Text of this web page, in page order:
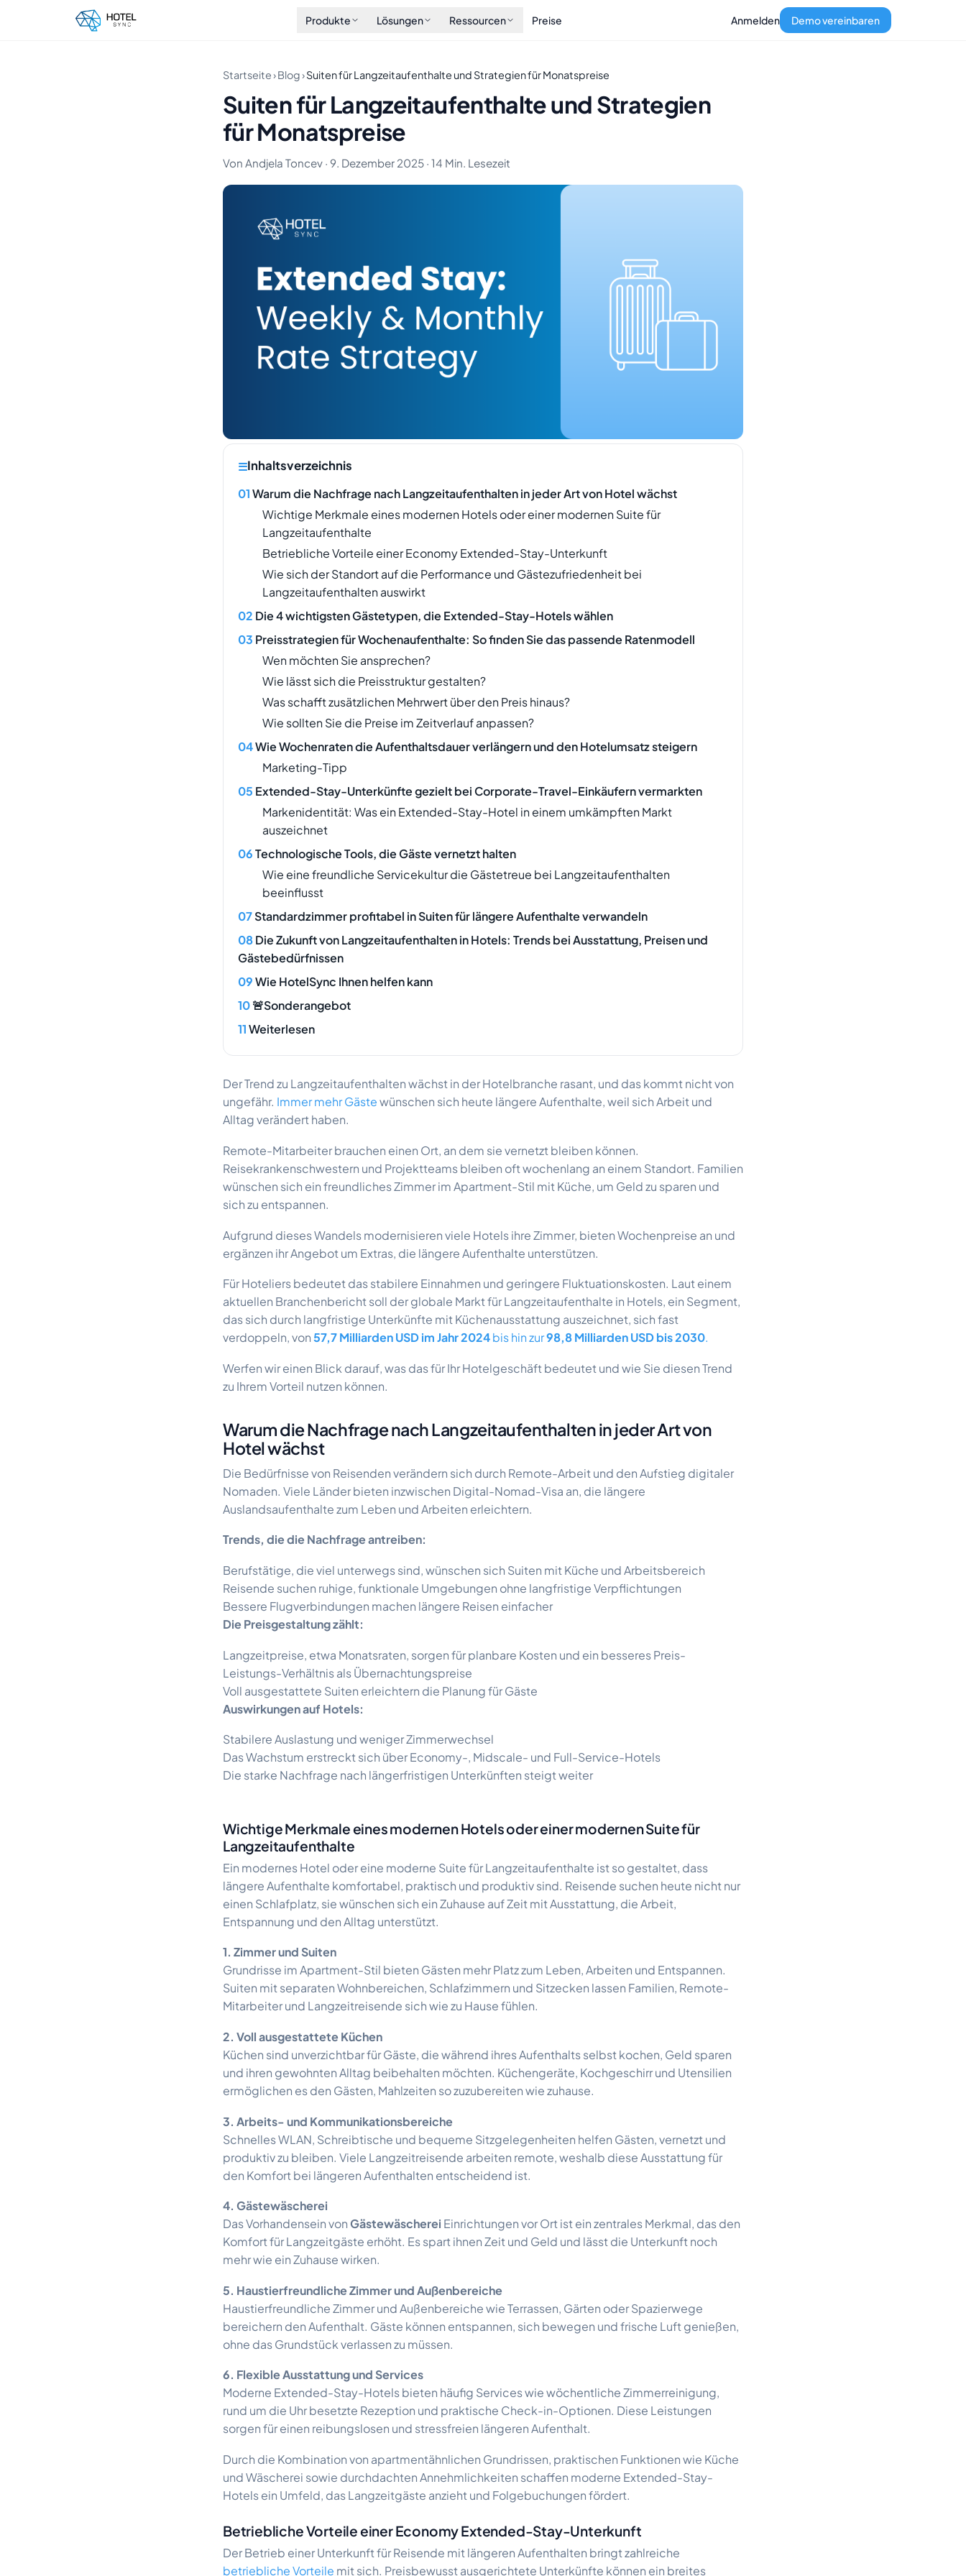
Produkte Lösungen Ressourcen Preise Anmelden Demo vereinbaren
Startseite›Blog›Suiten für Langzeitaufenthalte und Strategien für Monatspreise
Suiten für Langzeitaufenthalte und Strategien
für Monatspreise
Von Andjela Toncev · 9. Dezember 2025 · 14 Min. Lesezeit
Inhaltsverzeichnis
Warum die Nachfrage nach Langzeitaufenthalten in jeder Art von Hotel wächst
Wichtige Merkmale eines modernen Hotels oder einer modernen Suite für
Langzeitaufenthalte
Betriebliche Vorteile einer Economy Extended-Stay-Unterkunft
Wie sich der Standort auf die Performance und Gästezufriedenheit bei
Langzeitaufenthalten auswirkt
Die 4 wichtigsten Gästetypen, die Extended-Stay-Hotels wählen
Preisstrategien für Wochenaufenthalte: So finden Sie das passende Ratenmodell
Wen möchten Sie ansprechen?
Wie lässt sich die Preisstruktur gestalten?
Was schafft zusätzlichen Mehrwert über den Preis hinaus?
Wie sollten Sie die Preise im Zeitverlauf anpassen?
Wie Wochenraten die Aufenthaltsdauer verlängern und den Hotelumsatz steigern
Marketing-Tipp
Extended-Stay-Unterkünfte gezielt bei Corporate-Travel-Einkäufern vermarkten
Markenidentität: Was ein Extended-Stay-Hotel in einem umkämpften Markt
auszeichnet
Technologische Tools, die Gäste vernetzt halten
Wie eine freundliche Servicekultur die Gästetreue bei Langzeitaufenthalten
beeinflusst
Standardzimmer profitabel in Suiten für längere Aufenthalte verwandeln
Die Zukunft von Langzeitaufenthalten in Hotels: Trends bei Ausstattung, Preisen und
Gästebedürfnissen
Wie HotelSync Ihnen helfen kann
🚨Sonderangebot
Weiterlesen
Der Trend zu Langzeitaufenthalten wächst in der Hotelbranche rasant, und das kommt nicht von
ungefähr. Immer mehr Gästewünschen sich heute längere Aufenthalte, weil sich Arbeit und
Alltag verändert haben.
Remote-Mitarbeiter brauchen einen Ort, an dem sie vernetzt bleiben können.
Reisekrankenschwestern und Projektteams bleiben oft wochenlang an einem Standort. Familien
wünschen sich ein freundliches Zimmer im Apartment-Stil mit Küche, um Geld zu sparen und
sich zu entspannen.
Aufgrund dieses Wandels modernisieren viele Hotels ihre Zimmer, bieten Wochenpreise an und
ergänzen ihr Angebot um Extras, die längere Aufenthalte unterstützen.
Für Hoteliers bedeutet das stabilere Einnahmen und geringere Fluktuationskosten. Laut einem
aktuellen Branchenbericht soll der globale Markt für Langzeitaufenthalte in Hotels, ein Segment,
das sich durch langfristige Unterkünfte mit Küchenausstattung auszeichnet, sich fast
verdoppeln, von57,7 Milliarden USD im Jahr 2024bis hin zur98,8 Milliarden USD bis 2030.
Werfen wir einen Blick darauf, was das für Ihr Hotelgeschäft bedeutet und wie Sie diesen Trend
zu Ihrem Vorteil nutzen können.
Warum die Nachfrage nach Langzeitaufenthalten in jeder Art von
Hotel wächst
Die Bedürfnisse von Reisenden verändern sich durch Remote-Arbeit und den Aufstieg digitaler
Nomaden. Viele Länder bieten inzwischen Digital-Nomad-Visa an, die längere
Auslandsaufenthalte zum Leben und Arbeiten erleichtern.
Trends, die die Nachfrage antreiben:
Berufstätige, die viel unterwegs sind, wünschen sich Suiten mit Küche und Arbeitsbereich
Reisende suchen ruhige, funktionale Umgebungen ohne langfristige Verpflichtungen
Bessere Flugverbindungen machen längere Reisen einfacher
Die Preisgestaltung zählt:
Langzeitpreise, etwa Monatsraten, sorgen für planbare Kosten und ein besseres Preis-
Leistungs-Verhältnis als Übernachtungspreise
Voll ausgestattete Suiten erleichtern die Planung für Gäste
Auswirkungen auf Hotels:
Stabilere Auslastung und weniger Zimmerwechsel
Das Wachstum erstreckt sich über Economy-, Midscale- und Full-Service-Hotels
Die starke Nachfrage nach längerfristigen Unterkünften steigt weiter
Wichtige Merkmale eines modernen Hotels oder einer modernen Suite für
Langzeitaufenthalte
Ein modernes Hotel oder eine moderne Suite für Langzeitaufenthalte ist so gestaltet, dass
längere Aufenthalte komfortabel, praktisch und produktiv sind. Reisende suchen heute nicht nur
einen Schlafplatz, sie wünschen sich ein Zuhause auf Zeit mit Ausstattung, die Arbeit,
Entspannung und den Alltag unterstützt.
1. Zimmer und Suiten
Grundrisse im Apartment-Stil bieten Gästen mehr Platz zum Leben, Arbeiten und Entspannen.
Suiten mit separaten Wohnbereichen, Schlafzimmern und Sitzecken lassen Familien, Remote-
Mitarbeiter und Langzeitreisende sich wie zu Hause fühlen.
2. Voll ausgestattete Küchen
Küchen sind unverzichtbar für Gäste, die während ihres Aufenthalts selbst kochen, Geld sparen
und ihren gewohnten Alltag beibehalten möchten. Küchengeräte, Kochgeschirr und Utensilien
ermöglichen es den Gästen, Mahlzeiten so zuzubereiten wie zuhause.
3. Arbeits- und Kommunikationsbereiche
Schnelles WLAN, Schreibtische und bequeme Sitzgelegenheiten helfen Gästen, vernetzt und
produktiv zu bleiben. Viele Langzeitreisende arbeiten remote, weshalb diese Ausstattung für
den Komfort bei längeren Aufenthalten entscheidend ist.
4. Gästewäscherei
Das Vorhandensein vonGästewäscherei Einrichtungen vor Ort ist ein zentrales Merkmal, das den
Komfort für Langzeitgäste erhöht. Es spart ihnen Zeit und Geld und lässt die Unterkunft noch
mehr wie ein Zuhause wirken.
5. Haustierfreundliche Zimmer und Außenbereiche
Haustierfreundliche Zimmer und Außenbereiche wie Terrassen, Gärten oder Spazierwege
bereichern den Aufenthalt. Gäste können entspannen, sich bewegen und frische Luft genießen,
ohne das Grundstück verlassen zu müssen.
6. Flexible Ausstattung und Services
Moderne Extended-Stay-Hotels bieten häufig Services wie wöchentliche Zimmerreinigung,
rund um die Uhr besetzte Rezeption und praktische Check-in-Optionen. Diese Leistungen
sorgen für einen reibungslosen und stressfreien längeren Aufenthalt.
Durch die Kombination von apartmentähnlichen Grundrissen, praktischen Funktionen wie Küche
und Wäscherei sowie durchdachten Annehmlichkeiten schaffen moderne Extended-Stay-
Hotels ein Umfeld, das Langzeitgäste anzieht und Folgebuchungen fördert.
Betriebliche Vorteile einer Economy Extended-Stay-Unterkunft
Der Betrieb einer Unterkunft für Reisende mit längeren Aufenthalten bringt zahlreiche
betriebliche Vorteile mit sich. Preisbewusst ausgerichtete Unterkünfte können ein breites